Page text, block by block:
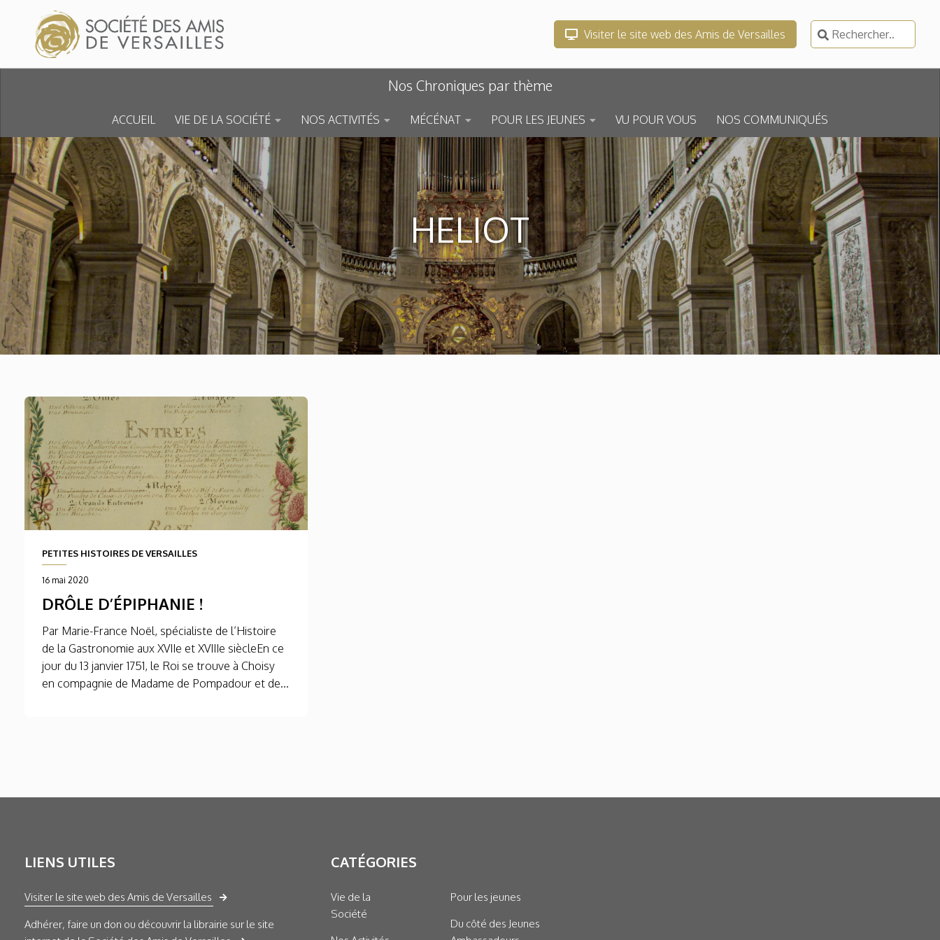
Skip to content
Visiter le site web des Amis de Versailles
Rechercher :
Nos Chroniques par thème
ACCUEIL VIE DE LA SOCIÉTÉ NOS ACTIVITÉS MÉCÉNAT POUR LES JEUNES VU POUR VOUS NOS COMMUNIQUÉS
HELIOT
PETITES HISTOIRES DE VERSAILLES
16 mai 2020
DRÔLE D’ÉPIPHANIE !
Par Marie-France Noël, spécialiste de l’Histoire
de la Gastronomie aux XVIIe et XVIIIe siècleEn ce
jour du 13 janvier 1751, le Roi se trouve à Choisy
en compagnie de Madame de Pompadour et de...
LIENS UTILES
Visiter le site web des Amis de Versailles
Adhérer, faire un don ou découvrir la librairie sur le site
CATÉGORIES
Vie de la
Société
Pour les jeunes
Du côté des Jeunes